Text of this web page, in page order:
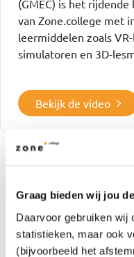
Graag bieden wij jou
Daarvoor gebruiken wij
statistieken, maar ook
(bijvoorbeeld het
(GMEC) is het rijdende
van Zone.college met
leermiddelen zoals
simulatoren en 3D-
Bekijk de video